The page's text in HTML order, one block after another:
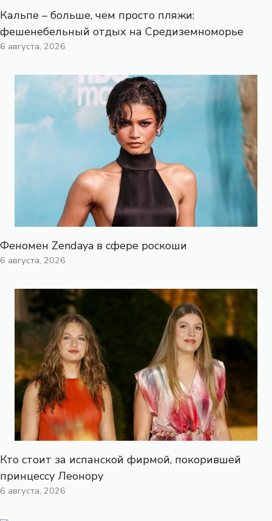
Кальпе – больше, чем просто пляжи:
фешенебельный отдых на Средиземноморье
6 августа, 2026
Феномен Zendaya в сфере роскоши
6 августа, 2026
Кто стоит за испанской фирмой, покорившей
принцессу Леонору
6 августа, 2026